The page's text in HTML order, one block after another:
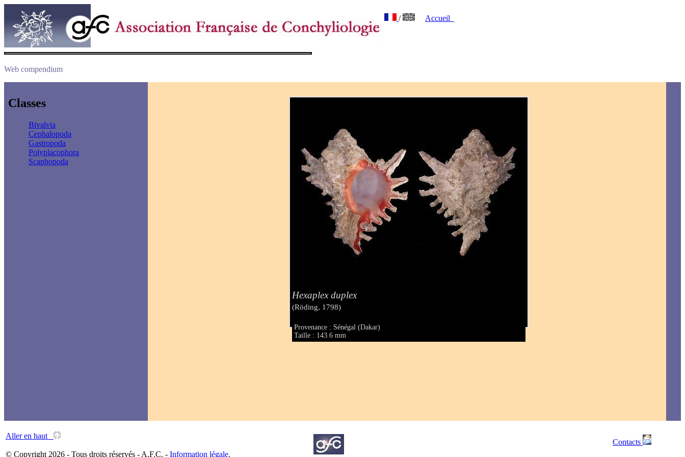
/ Accueil
Web compendium
Classes
Bivalvia
Cephalopoda
Gastropoda
Polyplacophora
Scaphopoda
Hexaplex duplex
(Röding, 1798)
Provenance : Sénégal (Dakar)
Taille : 143.6 mm
Aller en haut
© Copyright 2026 - Tous droits réservés - A.F.C. - Information légale.
Contacts